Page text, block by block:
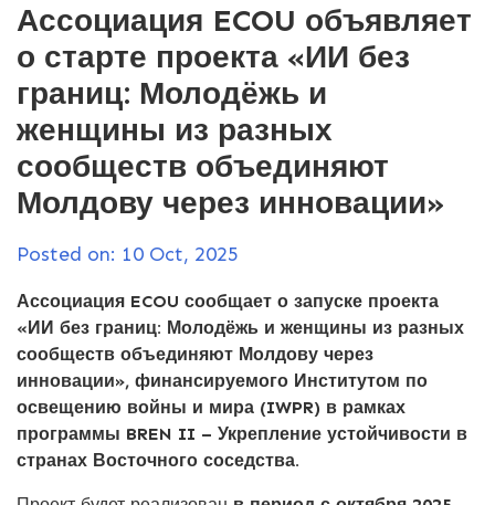
Ассоциация ECOU объявляет
о старте проекта «ИИ без
границ: Молодёжь и
женщины из разных
сообществ объединяют
Молдову через инновации»
Posted on: 10 Oct, 2025
Ассоциация ECOU сообщает о запуске проекта
«ИИ без границ: Молодёжь и женщины из разных
сообществ объединяют Молдову через
инновации», финансируемого Институтом по
освещению войны и мира (IWPR) в рамках
программы BREN II – Укрепление устойчивости в
странах Восточного соседства.